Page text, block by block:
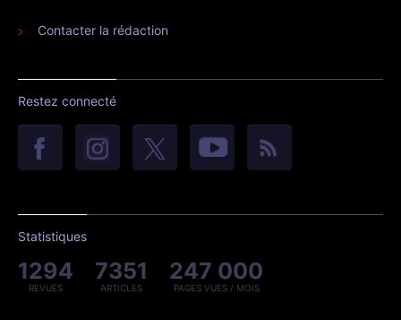
Contacter la rédaction
Restez connecté
Statistiques
1294
REVUES
7351
ARTICLES
247 000
PAGES VUES / MOIS